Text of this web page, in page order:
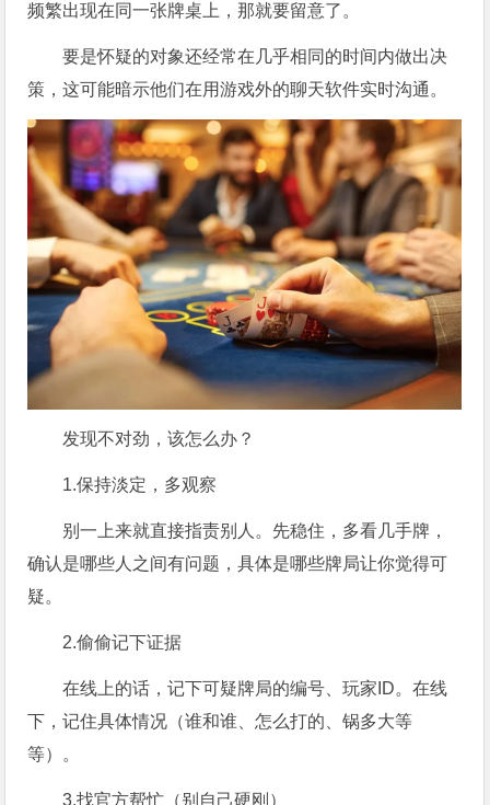
频繁出现在同一张牌桌上，那就要留意了。
要是怀疑的对象还经常在几乎相同的时间内做出决
策，这可能暗示他们在用游戏外的聊天软件实时沟通。
发现不对劲，该怎么办？
1.保持淡定，多观察
别一上来就直接指责别人。先稳住，多看几手牌，
确认是哪些人之间有问题，具体是哪些牌局让你觉得可
疑。
2.偷偷记下证据
在线上的话，记下可疑牌局的编号、玩家ID。在线
下，记住具体情况（谁和谁、怎么打的、锅多大等
等）。
3.找官方帮忙（别自己硬刚）